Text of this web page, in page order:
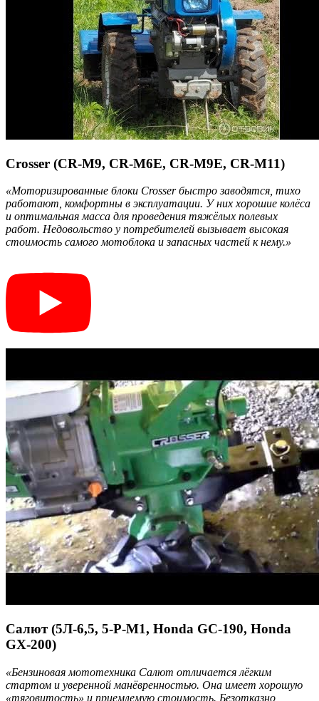
Crosser (CR-M9, CR-M6E, CR-M9E, CR-M11)
«Моторизированные блоки Crosser быстро заводятся, тихо
работают, комфортны в эксплуатации. У них хорошие колёса
и оптимальная масса для проведения тяжёлых полевых
работ. Недовольство у потребителей вызывает высокая
стоимость самого мотоблока и запасных частей к нему.»
Салют (5Л-6,5, 5-Р-М1, Honda GC-190, Honda
GХ-200)
«Бензиновая мототехника Салют отличается лёгким
стартом и уверенной манёвренностью. Она имеет хорошую
«тяговитость» и приемлемую стоимость. Безотказно